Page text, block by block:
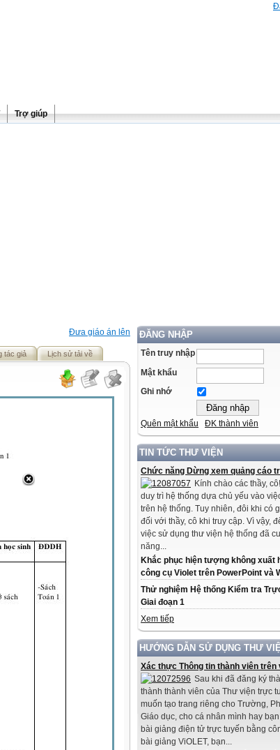
Trợ giúp
ĐĂNG NHẬP
Tên truy nhập
Mật khẩu
Ghi nhớ
Quên mật khẩu ĐK thành viên
TIN TỨC THƯ VIỆN
Chức năng Dừng xem quảng cáo
Kính chào các thầy,
duy trì hệ thống dựa chủ yếu vào
trên hệ thống. Tuy nhiên, đôi khi có
đối với thầy, cô khi truy cập. Vì vậy,
việc sử dụng thư viện hệ thống đã
năng...
Khắc phục hiện tượng không xuất
công cụ Violet trên PowerPoint và
Thử nghiệm Hệ thống Kiểm tra
Giai đoạn 1
Xem tiếp
HƯỚNG DẪN SỬ DỤNG THƯ
Xác thực Thông tin thành viên trên
Sau khi đã đăng ký
thành thành viên của Thư viện trực
muốn tạo trang riêng cho Trường,
Giáo dục, cho cá nhân mình hay
bài giảng điện tử trực tuyến bằng
bài giảng ViOLET, bạn...
Đưa giáo án lên
tác giả Lịch sử tải về